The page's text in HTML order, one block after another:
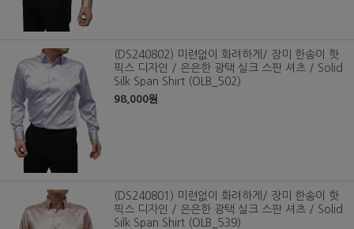
(DS240802) 미련없이 화려하게/ 장미 한송이 핫
픽스 디자인 / 은은한 광택 실크 스판 셔츠 / Solid
Silk Span Shirt (OLB_502)
98,000원
(DS240801) 미련없이 화려하게/ 장미 한송이 핫
픽스 디자인 / 은은한 광택 실크 스판 셔츠 / Solid
Silk Span Shirt (OLB_539)